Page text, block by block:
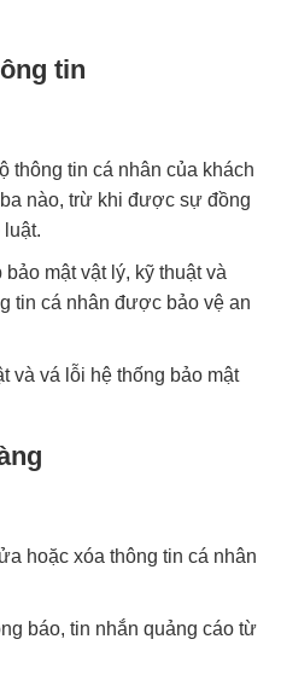
tin
thông tin cá nhân của khách
nào, trừ khi được sự đồng
mật vật lý, kỹ thuật và
tin cá nhân được bảo vệ an
và vá lỗi hệ thống bảo mật
hoặc xóa thông tin cá nhân
báo, tin nhắn quảng cáo từ